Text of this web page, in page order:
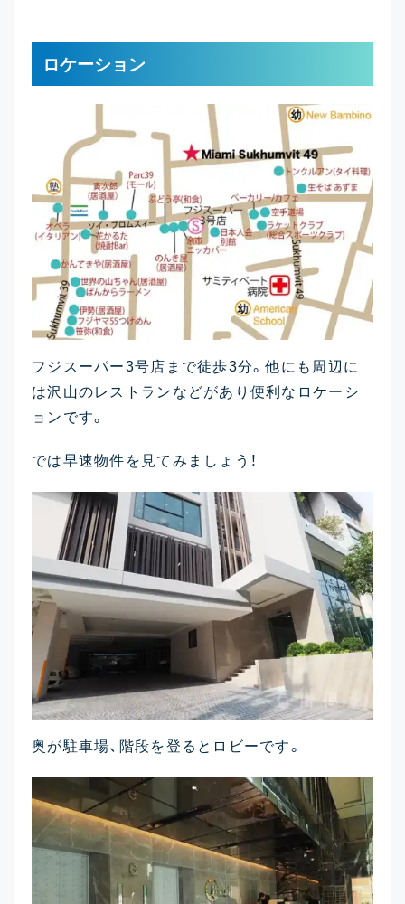
ロケーション
フジスーパー3号店まで徒歩3分。他にも周辺に
は沢山のレストランなどがあり便利なロケーシ
ョンです。
では早速物件を見てみましょう！
奥が駐車場、階段を登るとロビーです。